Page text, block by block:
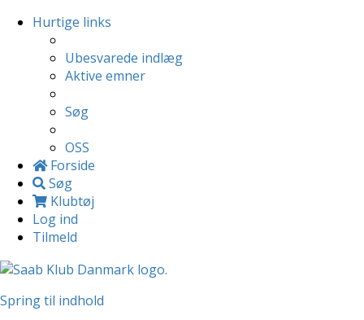
Hurtige links
Ubesvarede indlæg
Aktive emner
Søg
OSS
Forside
Søg
Klubtøj
Log ind
Tilmeld
Spring til indhold